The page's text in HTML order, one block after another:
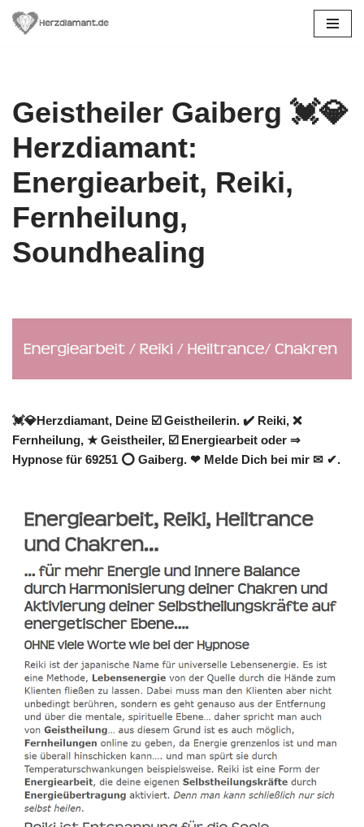
Geistheiler Gaiberg 💓️💎
Herzdiamant:
Energiearbeit, Reiki,
Fernheilung,
Soundhealing
💓️💎Herzdiamant, Deine ☑️ Geistheilerin. ✔️ Reiki, ❌
Fernheilung, ★ Geistheiler, ☑️ Energiearbeit oder ⇒
Hypnose für 69251 ⭕ Gaiberg. ❤ Melde Dich bei mir ✉ ✔.